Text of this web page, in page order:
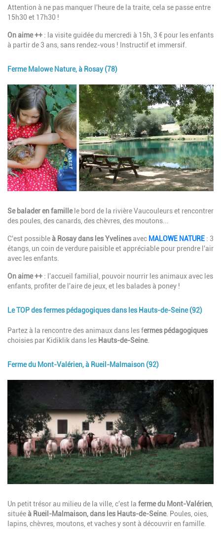
Attention à ne pas manquer l'heure de la traite, cela se passe entre
15h30 et 17h30 !
On aime ++ : la visite guidée du mercredi à 15h, 3 € pour les enfants
à partir de 3 ans , sans rendez-vous ! Instructif et immersif.
Ferme Malowe Nature, à Rosay (78)
Image
Description
Se balader en famillele bord de la rivièreVaucouleurset rencontrer
des poules, des canards, des chèvres, des moutons...
C'est possibleà Rosay dans les Yvelinesavec MALOWE NATURE : 3
étangs, un coin de verdure paisible et appréciable pour prendre l'air
avec les enfants
On aime ++ : l'accueil familial, pouvoir nourrir les animaux avec les
enfants, profiter de l'aire de jeux, et les balades à poney !
Le TOP des fermes pédagogiques dans les Hauts-de-Seine (92)
Description
Partez à la rencontre des animaux dans les fermes pédagogiques
choisies par Kidiklik dans les Hauts-de-Seine.
Ferme du Mont-Valérien, à Rueil-Malmaison (92)
Description
Un petit trésor au milieu de la ville, c'est la ferme du Mont-Valérien
situéeà Rueil-Malmaison, dans les Hauts-de-Seine. Poules, oies,
lapins, chèvres, moutons, et vaches y sont à découvriren famille